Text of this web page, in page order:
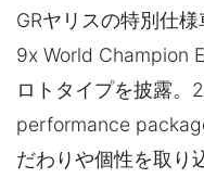
GRヤリスの特別仕
9x World Champion
ロトタイプを披露。
performance
だわりや個性を取り